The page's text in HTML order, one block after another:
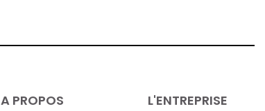
A PROPOS L'ENTREPRISE